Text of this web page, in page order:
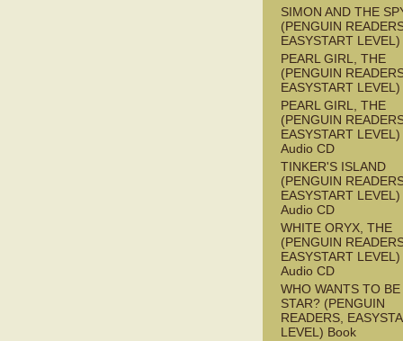
SIMON AND THE
(PENGUIN
EASYSTART
PEARL GIRL, THE
(PENGUIN
EASYSTART
PEARL GIRL, THE
(PENGUIN
EASYSTART
Audio CD
TINKER'S ISLAND
(PENGUIN
EASYSTART
Audio CD
WHITE ORYX, THE
(PENGUIN
EASYSTART
Audio CD
WHO WANTS TO BE
STAR? (PENGUIN
READERS,
LEVEL) Book